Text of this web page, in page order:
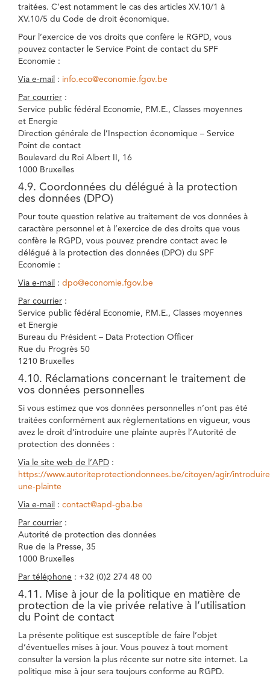
traitées. C’est notamment le cas des articles XV.10/1 à
XV.10/5 du Code de droit économique.
Pour l’exercice de vos droits que confère le RGPD, vous
pouvez contacter le Service Point de contact du SPF
Economie :
Via e-mail : info.eco@economie.fgov.be
Par courrier :
Service public fédéral Economie, P.M.E., Classes moyennes
et Energie
Direction générale de l’Inspection économique – Service
Point de contact
Boulevard du Roi Albert II, 16
1000 Bruxelles
4.9. Coordonnées du délégué à la protection
des données (DPO)
Pour toute question relative au traitement de vos données à
caractère personnel et à l’exercice de des droits que vous
confère le RGPD, vous pouvez prendre contact avec le
délégué à la protection des données (DPO) du SPF
Economie :
Via e-mail : dpo@economie.fgov.be
Par courrier :
Service public fédéral Economie, P.M.E., Classes moyennes
et Energie
Bureau du Président – Data Protection Officer
Rue du Progrès 50
1210 Bruxelles
4.10. Réclamations concernant le traitement de
vos données personnelles
Si vous estimez que vos données personnelles n’ont pas été
traitées conformément aux règlementations en vigueur, vous
avez le droit d’introduire une plainte auprès l’Autorité de
protection des données :
Via le site web de l’APD :
https://www.autoriteprotectiondonnees.be/citoyen/agir/
une-plainte
Via e-mail : contact@apd-gba.be
Par courrier :
Autorité de protection des données
Rue de la Presse, 35
1000 Bruxelles
Par téléphone : +32 (0)2 274 48 00
4.11. Mise à jour de la politique en matière de
protection de la vie privée relative à l’utilisation
du Point de contact
La présente politique est susceptible de faire l’objet
d’éventuelles mises à jour. Vous pouvez à tout moment
consulter la version la plus récente sur notre site internet. La
politique mise à jour sera toujours conforme au RGPD.